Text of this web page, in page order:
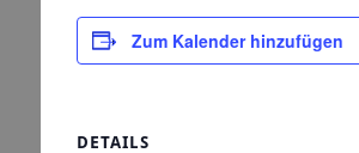
Zum Kalender hinzufügen
DETAILS